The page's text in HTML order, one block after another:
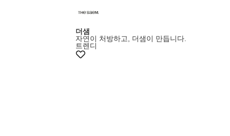
더샘
자연이 처방하고, 더샘이 만듭니다.
트렌디